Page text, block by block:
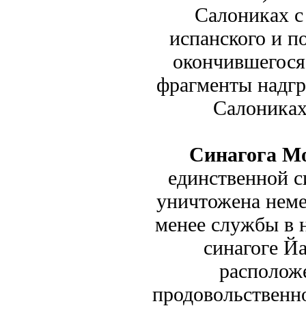
Салониках
испанского и
фрагменты
Синагога
единственной
уничтожена
менее службы в
синагоге